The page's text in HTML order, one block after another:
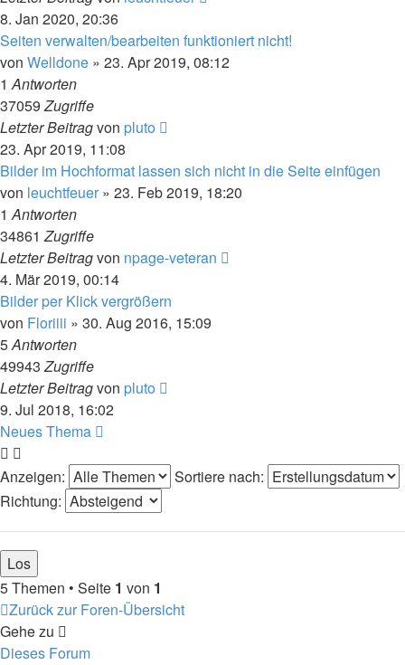
8. Jan 2020, 20:36
Seiten verwalten/bearbeiten funktioniert nicht!
von Welldone » 23. Apr 2019, 08:12
1Antworten
37059Zugriffe
Letzter Beitragvon pluto
23. Apr 2019, 11:08
Bilder im Hochformat lassen sich nicht in die Seite einfügen
von leuchtfeuer » 23. Feb 2019, 18:20
1Antworten
34861Zugriffe
Letzter Beitragvon npage-veteran
4. Mär 2019, 00:14
Bilder per Klick vergrößern
von Floriiii » 30. Aug 2016, 15:09
5Antworten
49943Zugriffe
Letzter Beitragvon pluto
9. Jul 2018, 16:02
Neues Thema
Anzeigen:
Sortiere nach:
Richtung:
5 Themen • Seite 1 von 1
Zurück zur Foren-Übersicht
Gehe zu
Dieses Forum